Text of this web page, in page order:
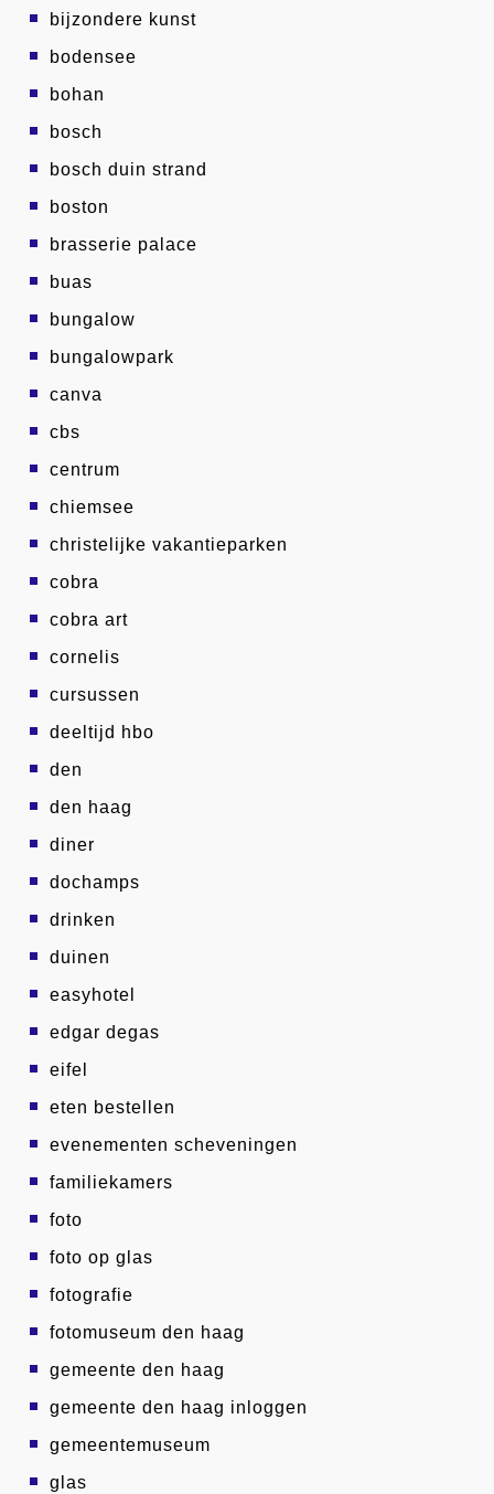
bijzondere kunst
bodensee
bohan
bosch
bosch duin strand
boston
brasserie palace
buas
bungalow
bungalowpark
canva
cbs
centrum
chiemsee
christelijke vakantieparken
cobra
cobra art
cornelis
cursussen
deeltijd hbo
den
den haag
diner
dochamps
drinken
duinen
easyhotel
edgar degas
eifel
eten bestellen
evenementen scheveningen
familiekamers
foto
foto op glas
fotografie
fotomuseum den haag
gemeente den haag
gemeente den haag inloggen
gemeentemuseum
glas